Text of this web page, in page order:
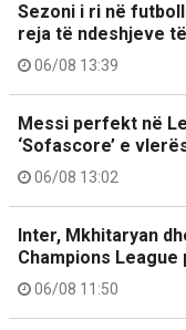
Sezoni i ri në
reja të ndeshjeve
06/08 13:39
Messi perfekt në
‘Sofascore’ e
06/08 13:02
Inter, Mkhitaryan
Champions
06/08 11:50